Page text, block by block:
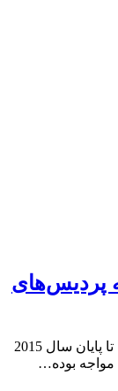
پردیس‌های
تعداد پردیس‌های بین‌المللی در سراسر دنیا تا پایان سال 2015